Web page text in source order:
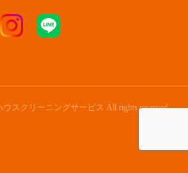
スクリーニングサービス All rights reserved.